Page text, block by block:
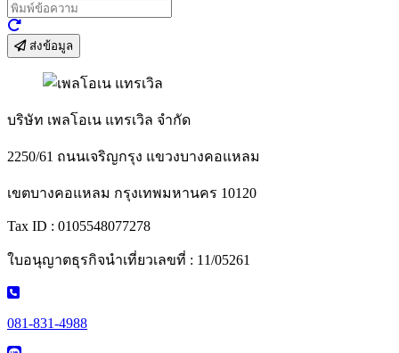
ส่งข้อมูล
บริษัท เพลโอเน แทรเวิล จำกัด
2250/61 ถนนเจริญกรุง แขวงบางคอแหลม
เขตบางคอแหลม กรุงเทพมหานคร 10120
Tax ID : 0105548077278
ใบอนุญาตธุรกิจนำเที่ยวเลขที่ : 11/05261
081-831-4988